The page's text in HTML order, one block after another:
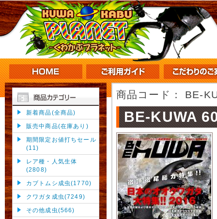
新着商品(全商品)
販売中商品(在庫あり)
期間限定お値打ちセール
(11)
レア種・人気生体
(2808)
カブトムシ成虫(1770)
クワガタ成虫(7249)
その他成虫(566)
商品コード： BE-
BE-KUWA